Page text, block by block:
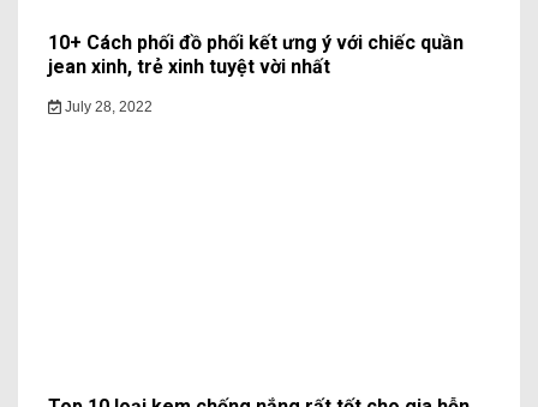
10+ Cách phối đồ phối kết ưng ý với chiếc quần
jean xinh, trẻ xinh tuyệt vời nhất
July 28, 2022